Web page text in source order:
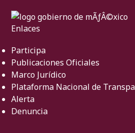
Enlaces
Participa
Publicaciones Oficiales
Marco Jurídico
Plataforma Nacional de
Alerta
Denuncia